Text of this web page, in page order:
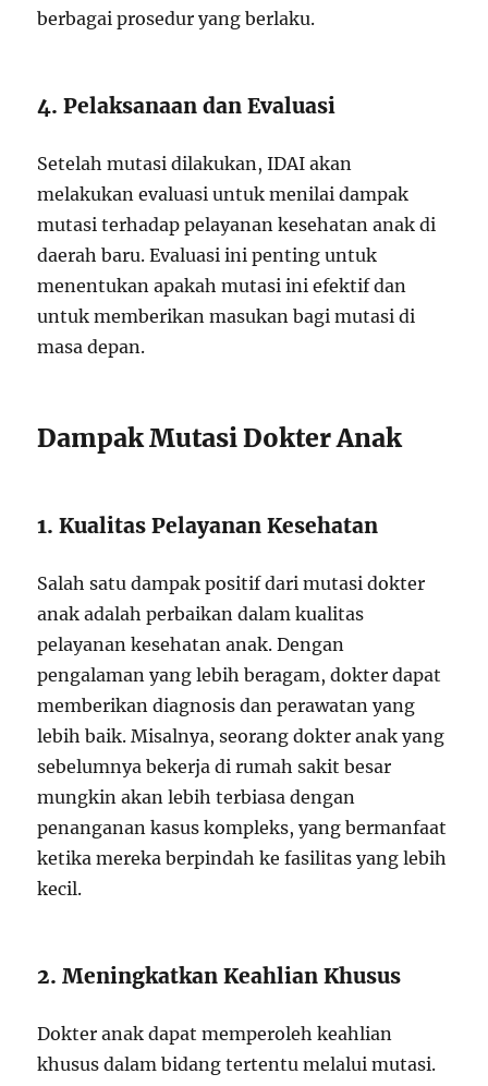
berbagai prosedur yang berlaku.
4. Pelaksanaan dan Evaluasi
Setelah mutasi dilakukan, IDAI akan
melakukan evaluasi untuk menilai dampak
mutasi terhadap pelayanan kesehatan anak di
daerah baru. Evaluasi ini penting untuk
menentukan apakah mutasi ini efektif dan
untuk memberikan masukan bagi mutasi di
masa depan.
Dampak Mutasi Dokter Anak
1. Kualitas Pelayanan Kesehatan
Salah satu dampak positif dari mutasi dokter
anak adalah perbaikan dalam kualitas
pelayanan kesehatan anak. Dengan
pengalaman yang lebih beragam, dokter dapat
memberikan diagnosis dan perawatan yang
lebih baik. Misalnya, seorang dokter anak yang
sebelumnya bekerja di rumah sakit besar
mungkin akan lebih terbiasa dengan
penanganan kasus kompleks, yang bermanfaat
ketika mereka berpindah ke fasilitas yang lebih
kecil.
2. Meningkatkan Keahlian Khusus
Dokter anak dapat memperoleh keahlian
khusus dalam bidang tertentu melalui mutasi.